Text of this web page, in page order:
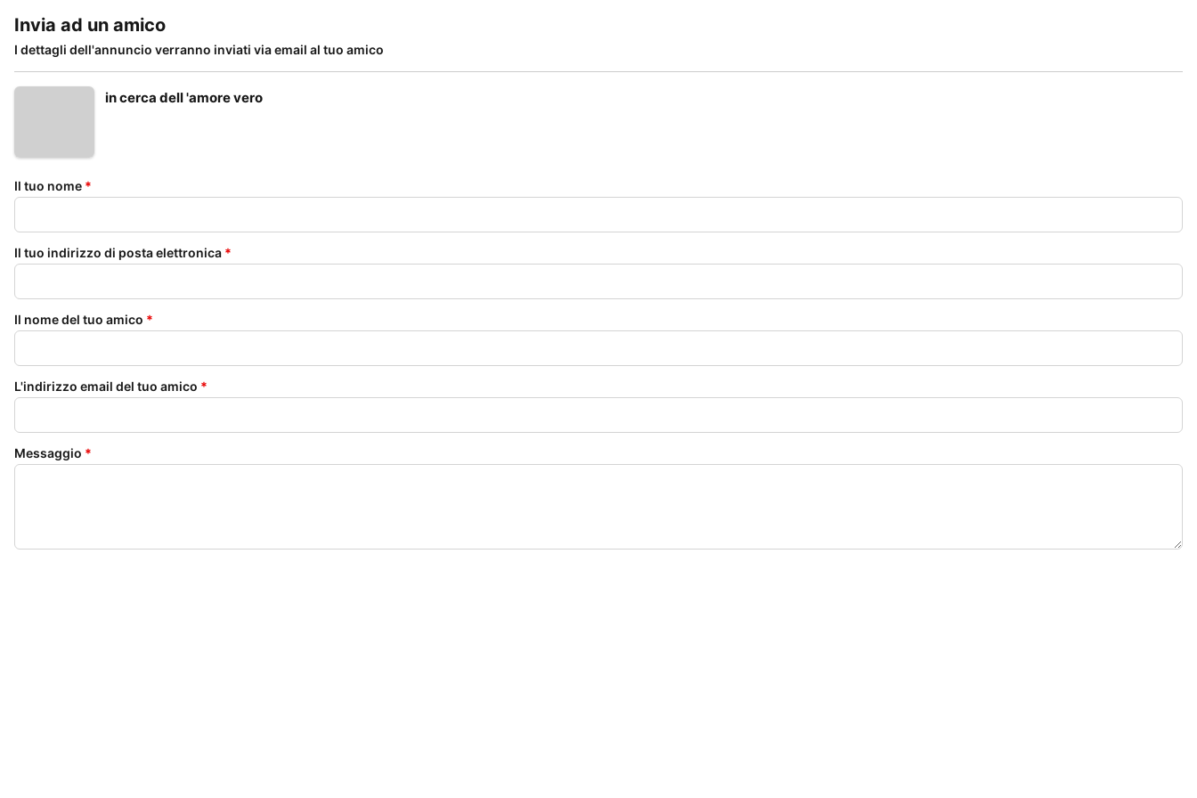
Invia ad un amico
I dettagli dell'annuncio verranno inviati via email al tuo amico
in cerca dell 'amore vero
Il tuo nome *
Il tuo indirizzo di posta elettronica *
Il nome del tuo amico *
L'indirizzo email del tuo amico *
Messaggio *